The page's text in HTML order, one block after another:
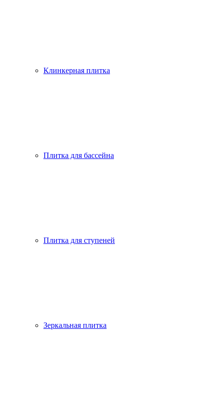
Клинкерная плитка
Плитка для бассейна
Плитка для ступеней
Зеркальная плитка